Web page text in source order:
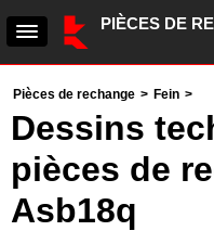
PIÈCES DE
Pièces de rechange > Fein >
Dessins
pièces de
Asb18q